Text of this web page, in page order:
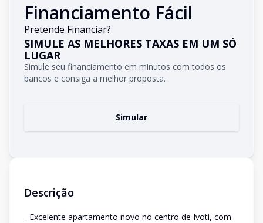
Financiamento Fácil
Pretende Financiar?
SIMULE AS MELHORES TAXAS EM UM SÓ
LUGAR
Simule seu financiamento em minutos com todos os
bancos e consiga a melhor proposta.
Simular
Descrição
- Excelente apartamento novo no centro de Ivoti, com